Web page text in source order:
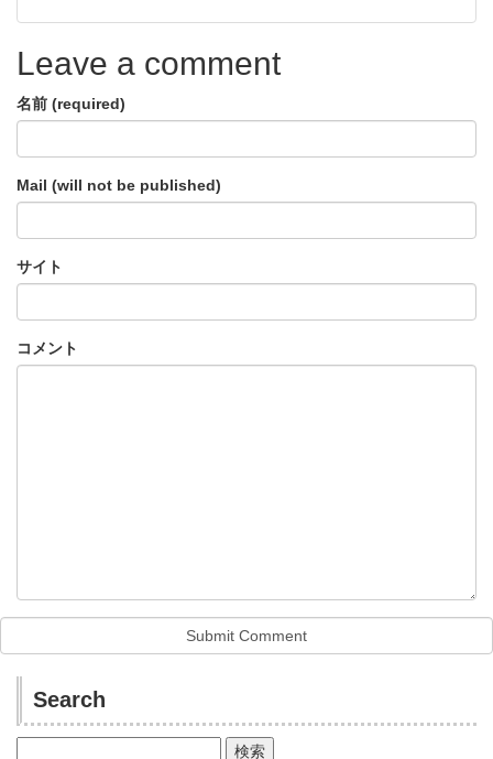
Leave a comment
名前 (required)
Mail (will not be published)
サイト
コメント
Search